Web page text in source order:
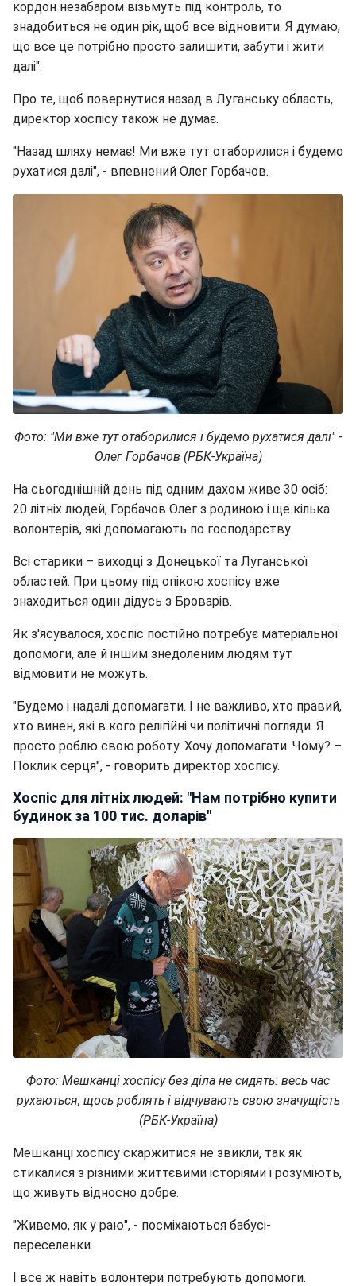
кордон незабаром візьмуть під контроль, то
знадобиться не один рік, щоб все відновити. Я думаю,
що все це потрібно просто залишити, забути і жити
далі".
Про те, щоб повернутися назад в Луганську область,
директор хоспісу також не думає.
"Назад шляху немає! Ми вже тут отаборилися і будемо
рухатися далі", - впевнений Олег Горбачов.
Фото: "Ми вже тут отаборилися і будемо рухатися далі" -
Олег Горбачов (РБК-Україна)
На сьогоднішній день під одним дахом живе 30 осіб:
20 літніх людей, Горбачов Олег з родиною і ще кілька
волонтерів, які допомагають по господарству.
Всі старики – виходці з Донецької та Луганської
областей. При цьому під опікою хоспісу вже
знаходиться один дідусь з Броварів.
Як з'ясувалося, хоспіс постійно потребує матеріальної
допомоги, але й іншим знедоленим людям тут
відмовити не можуть.
"Будемо і надалі допомагати. І не важливо, хто правий,
хто винен, які в кого релігійні чи політичні погляди. Я
просто роблю свою роботу. Хочу допомагати. Чому? –
Поклик серця", - говорить директор хоспісу.
Хоспіс для літніх людей: "Нам потрібно купити
будинок за 100 тис. доларів"
Фото: Мешканці хоспісу без діла не сидять: весь час
рухаються, щось роблять і відчувають свою значущість
(РБК-Україна)
Мешканці хоспісу скаржитися не звикли, так як
стикалися з різними життєвими історіями і розуміють,
що живуть відносно добре.
"Живемо, як у раю", - посміхаються бабусі-
переселенки.
І все ж навіть волонтери потребують допомоги.